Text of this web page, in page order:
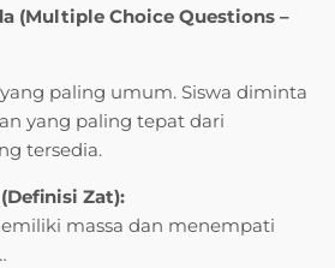
(Multiple Choice Questions –
paling umum. Siswa diminta
yang paling tepat dari
tersedia.
Zat):
massa dan menempati